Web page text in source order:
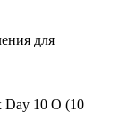
для
Day 10 O (10